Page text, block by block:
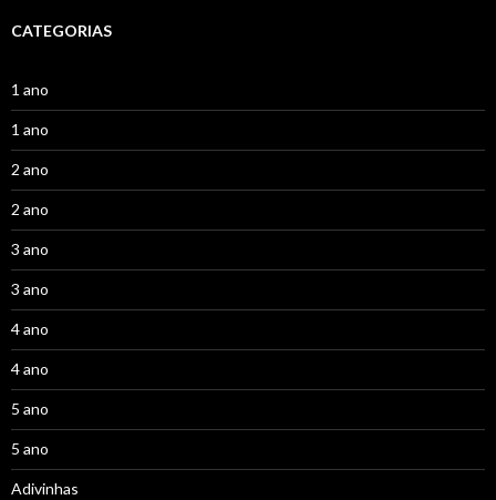
CATEGORIAS
1 ano
1 ano
2 ano
2 ano
3 ano
3 ano
4 ano
4 ano
5 ano
5 ano
Adivinhas